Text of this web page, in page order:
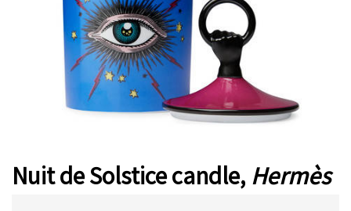
Nuit de Solstice candle, Hermès